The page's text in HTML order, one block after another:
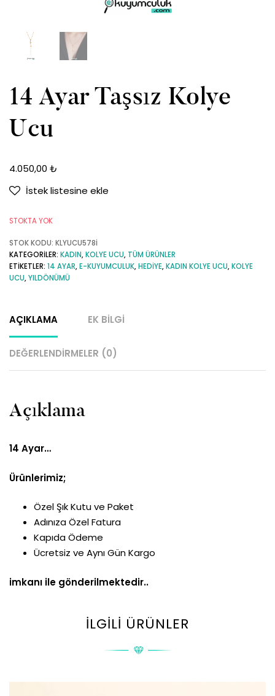
14 Ayar Taşsız Kolye
Ucu
4.050,00 ₺
İstek listesine ekle
STOKTA YOK
STOK KODU: KLYUCU578İ
KATEGORILER: KADIN,KOLYE UCU, TÜM ÜRÜNLER
ETIKETLER: 14 AYAR,E-KUYUMCULUK,HEDIYE,KADIN KOLYE UCU,KOLYE
UCU,YILDÖNÜMÜ
AÇIKLAMA EK BILGI
DEĞERLENDIRMELER (0)
Açıklama
14 Ayar…
Ürünlerimiz;
Özel Şık Kutu ve Paket
Adınıza Özel Fatura
Kapıda Ödeme
Ücretsiz ve Aynı Gün Kargo
imkanı ile gönderilmektedir..
İLGILI ÜRÜNLER